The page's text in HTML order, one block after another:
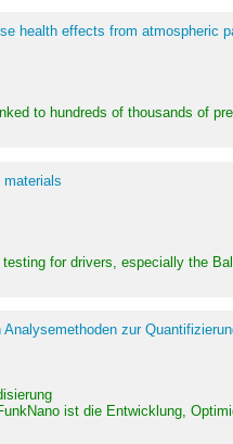
health effects from atmospheric
to hundreds of thousands of
materials
testing for drivers, especially the
zur
ist die Entwicklung,